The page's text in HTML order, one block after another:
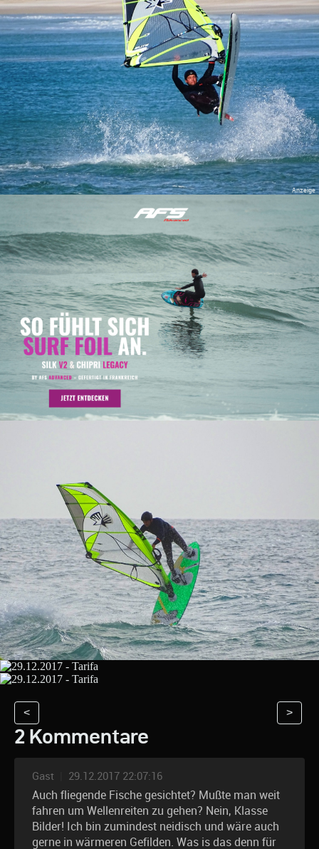
< >
2 Kommentare
Gast 29.12.2017 22:07:16
Auch fliegende Fische gesichtet? Mußte man weit
fahren um Wellenreiten zu gehen? Nein, Klasse
Bilder! Ich bin zumindest neidisch und wäre auch
gerne in wärmeren Gefilden. Was is das denn für